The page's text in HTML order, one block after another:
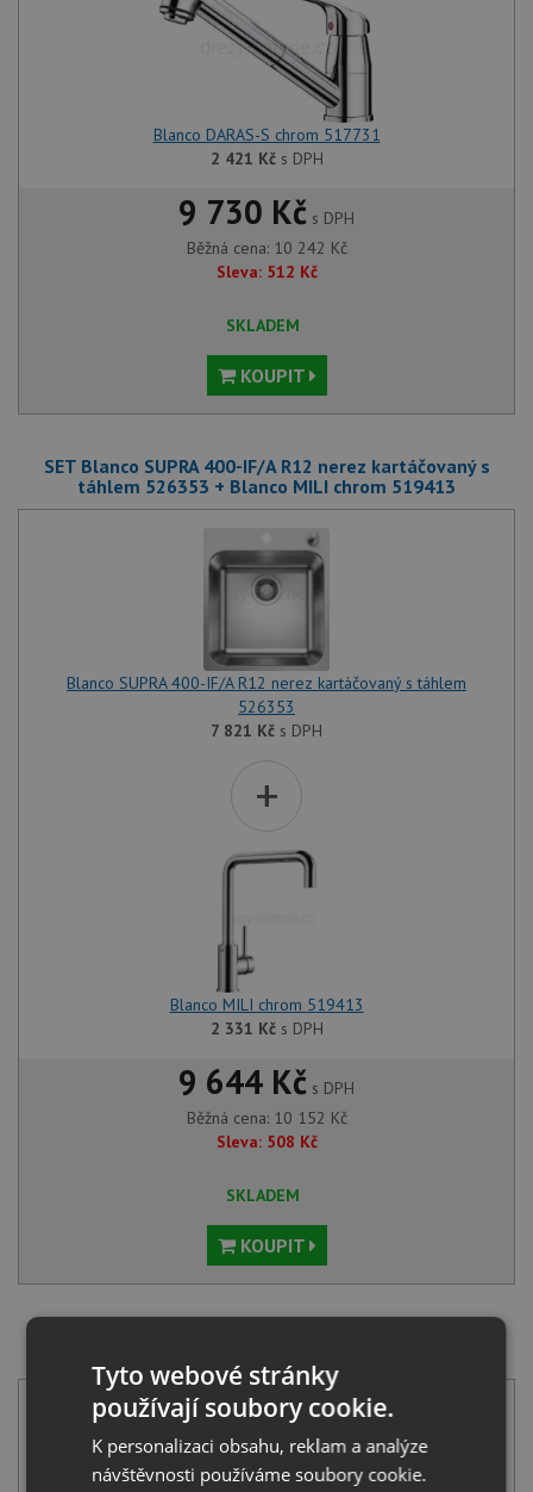
Blanco DARAS-S chrom 517731
2 421 Kčs DPH
9 730 Kč s DPH
Běžná cena: 10 242 Kč
Sleva: 512 Kč
SKLADEM
KOUPIT
SET Blanco SUPRA 400-IF/A R12 nerez kartáčovaný s
táhlem 526353 + Blanco MILI chrom 519413
Blanco SUPRA 400-IF/A R12 nerez kartáčovaný s táhlem
526353
7 821 Kč s DPH
+
Blanco MILI chrom 519413
2 331 Kčs DPH
9 644 Kč s DPH
Běžná cena: 10 152 Kč
Sleva: 508 Kč
SKLADEM
KOUPIT
Tyto webové stránky
používají soubory cookie.
K personalizaci obsahu, reklam a analýze
návštěvnosti používáme soubory cookie.